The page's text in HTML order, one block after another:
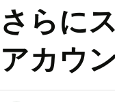
さらに
アカウ